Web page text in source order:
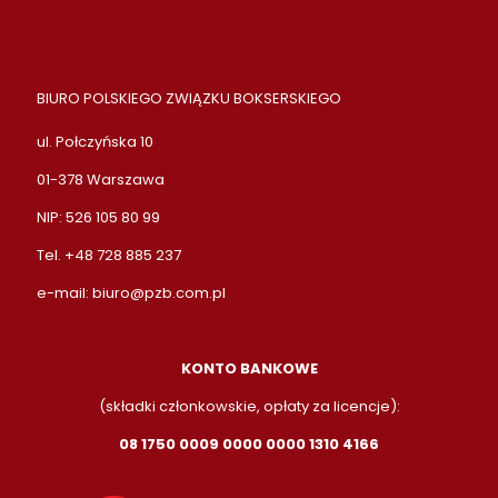
BIURO POLSKIEGO ZWIĄZKU BOKSERSKIEGO
ul. Połczyńska 10
01-378 Warszawa
NIP: 526 105 80 99
Tel. +48 728 885 237
e-mail: biuro@pzb.com.pl
KONTO BANKOWE
(składki członkowskie, opłaty za licencje):
08 1750 0009 0000 0000 1310 4166